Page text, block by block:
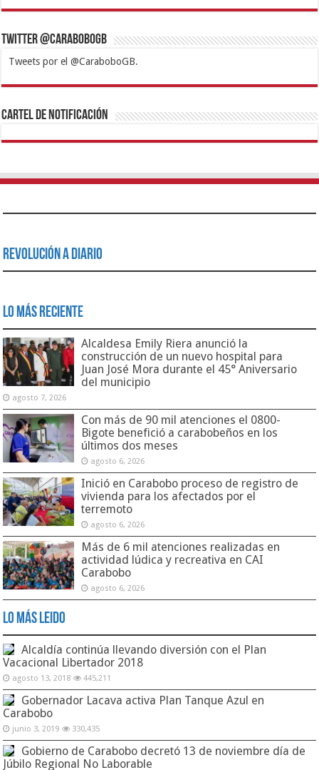
Twitter @CaraboboGB
Tweets por el @CaraboboGB.
1xbetBetturkeyBetistKralbetSupertotobetTipobetMatadorbetMariobet
https://mvbcasino.com/
Cartel de Notificación
Revolución a Diario
Lo Más Reciente
Alcaldesa Emily Riera anunció la
construcción de un nuevo hospital para
Juan José Mora durante el 45° Aniversario
del municipio
agosto 7, 2026
Con más de 90 mil atenciones el 0800-
Bigote benefició a carabobeños en los
últimos dos meses
agosto 6, 2026
Inició en Carabobo proceso de registro de
vivienda para los afectados por el
terremoto
agosto 6, 2026
Más de 6 mil atenciones realizadas en
actividad lúdica y recreativa en CAI
Carabobo
agosto 6, 2026
Lo Más Leido
Alcaldía continúa llevando diversión con el Plan
Vacacional Libertador 2018
agosto 13, 2018 445,211
Gobernador Lacava activa Plan Tanque Azul en
Carabobo
junio 3, 2019 330,435
Gobierno de Carabobo decretó 13 de noviembre día de
Júbilo Regional No Laborable